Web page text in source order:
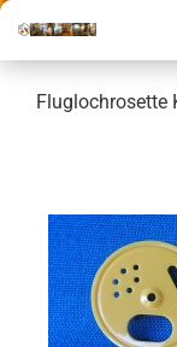
Fluglochrosette